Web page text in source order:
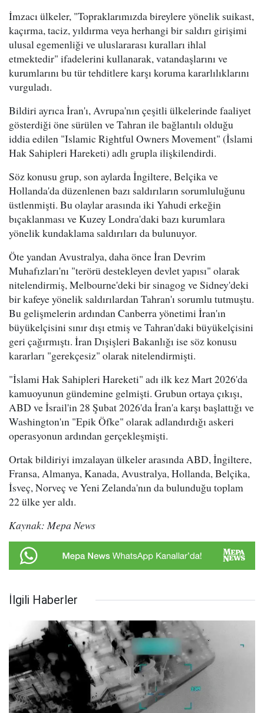
İmzacı ülkeler, "Topraklarımızda bireylere yönelik suikast,
kaçırma, taciz, yıldırma veya herhangi bir saldırı girişimi
ulusal egemenliği ve uluslararası kuralları ihlal
etmektedir" ifadelerini kullanarak, vatandaşlarını ve
kurumlarını bu tür tehditlere karşı koruma kararlılıklarını
vurguladı.
Bildiri ayrıca İran'ı, Avrupa'nın çeşitli ülkelerinde faaliyet
gösterdiği öne sürülen ve Tahran ile bağlantılı olduğu
iddia edilen "Islamic Rightful Owners Movement" (İslami
Hak Sahipleri Hareketi) adlı grupla ilişkilendirdi.
Söz konusu grup, son aylarda İngiltere, Belçika ve
Hollanda'da düzenlenen bazı saldırıların sorumluluğunu
üstlenmişti. Bu olaylar arasında iki Yahudi erkeğin
bıçaklanması ve Kuzey Londra'daki bazı kurumlara
yönelik kundaklama saldırıları da bulunuyor.
Öte yandan Avustralya, daha önce İran Devrim
Muhafızları'nı "terörü destekleyen devlet yapısı" olarak
nitelendirmiş, Melbourne'deki bir sinagog ve Sidney'deki
bir kafeye yönelik saldırılardan Tahran'ı sorumlu tutmuştu.
Bu gelişmelerin ardından Canberra yönetimi İran'ın
büyükelçisini sınır dışı etmiş ve Tahran'daki büyükelçisini
geri çağırmıştı. İran Dışişleri Bakanlığı ise söz konusu
kararları "gerekçesiz" olarak nitelendirmişti.
"İslami Hak Sahipleri Hareketi" adı ilk kez Mart 2026'da
kamuoyunun gündemine gelmişti. Grubun ortaya çıkışı,
ABD ve İsrail'in 28 Şubat 2026'da İran'a karşı başlattığı ve
Washington'ın "Epik Öfke" olarak adlandırdığı askeri
operasyonun ardından gerçekleşmişti.
Ortak bildiriyi imzalayan ülkeler arasında ABD, İngiltere,
Fransa, Almanya, Kanada, Avustralya, Hollanda, Belçika,
İsveç, Norveç ve Yeni Zelanda'nın da bulunduğu toplam
22 ülke yer aldı.
Kaynak: Mepa News
İlgili Haberler